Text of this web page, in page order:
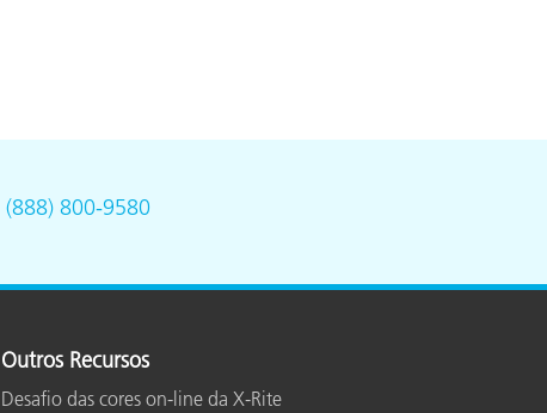
(888) 800-9580
Outros Recursos
Desafio das cores on-line da X-Rite